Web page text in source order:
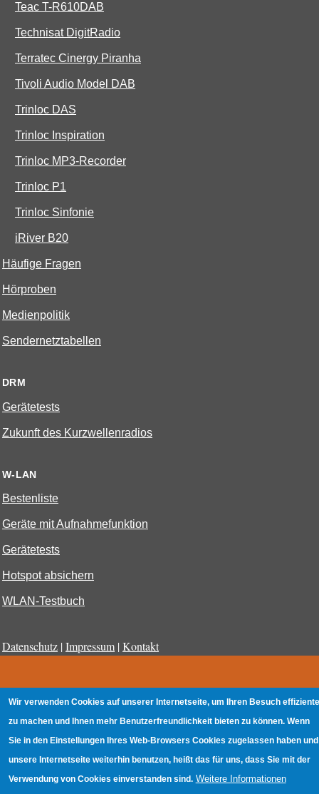
Teac T-R610DAB
Technisat DigitRadio
Terratec Cinergy Piranha
Tivoli Audio Model DAB
Trinloc DAS
Trinloc Inspiration
Trinloc MP3-Recorder
Trinloc P1
Trinloc Sinfonie
iRiver B20
Häufige Fragen
Hörproben
Medienpolitik
Sendernetztabellen
DRM
Gerätetests
Zukunft des Kurzwellenradios
W-LAN
Bestenliste
Geräte mit Aufnahmefunktion
Gerätetests
Hotspot absichern
WLAN-Testbuch
Datenschutz | Impressum | Kontakt
Wir verwenden Cookies auf unserer Internetseite, um Ihren Besuch
zu machen und Ihnen mehr Benutzerfreundlichkeit bieten zu können. Wenn
Sie in den Einstellungen Ihres Web-Browsers Cookies zugelassen haben und
unsere Internetseite weiterhin benutzen, heißt das für uns, dass Sie mit der
Verwendung von Cookies einverstanden sind. Weitere Informationen